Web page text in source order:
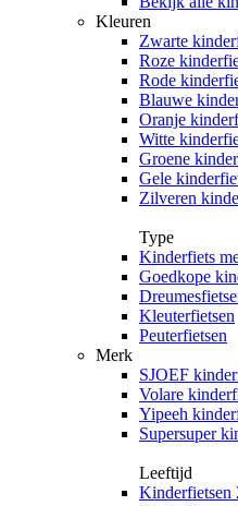
Kleuren
Zwarte
Roze
Rode
Blauwe
Oranje
Witte
Groene
Gele
Zilveren
Type
Kinderfiets
Goedkope
Kleuterfietsen
Peuterfietsen
Merk
SJOEF
Volare
Yipeeh
Supersuper
Leeftijd
Kinderfietsen